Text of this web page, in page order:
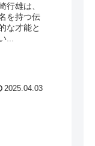
雄は、
を持つ伝
な才能と
...
2025.04.03